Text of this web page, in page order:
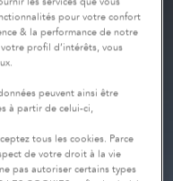
pour votre confort
& la performance de notre
profil d’intérêts, vous
peuvent ainsi être
à partir de celui-ci,
tous les cookies. Parce
de votre droit à la vie
pas autoriser certains types